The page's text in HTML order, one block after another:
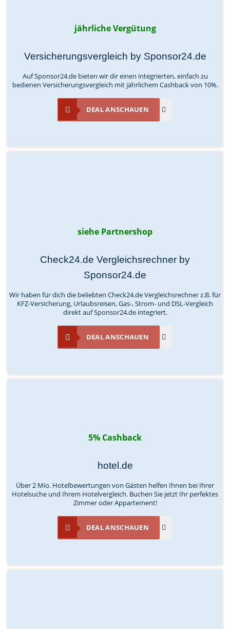
jährliche Vergütung
Versicherungsvergleich by Sponsor24.de
Auf Sponsor24.de bieten wir dir einen integrierten, einfach zu
bedienen Versicherungsvergleich mit jährlichem Cashback von 10%.
DEAL ANSCHAUEN
siehe Partnershop
Check24.de Vergleichsrechner by
Sponsor24.de
Wir haben für dich die beliebten Check24.de Vergleichsrechner z.B. für
KFZ-Versicherung, Urlaubsreisen, Gas-, Strom- und DSL-Vergleich
direkt auf Sponsor24.de integriert.
DEAL ANSCHAUEN
5% Cashback
hotel.de
Über 2 Mio. Hotelbewertungen von Gästen helfen Ihnen bei Ihrer
Hotelsuche und Ihrem Hotelvergleich. Buchen Sie jetzt Ihr perfektes
Zimmer oder Appartement!
DEAL ANSCHAUEN